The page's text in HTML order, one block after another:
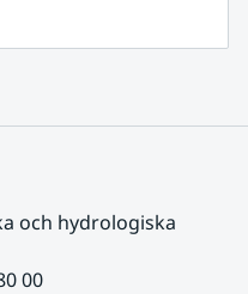
och hydrologiska
00